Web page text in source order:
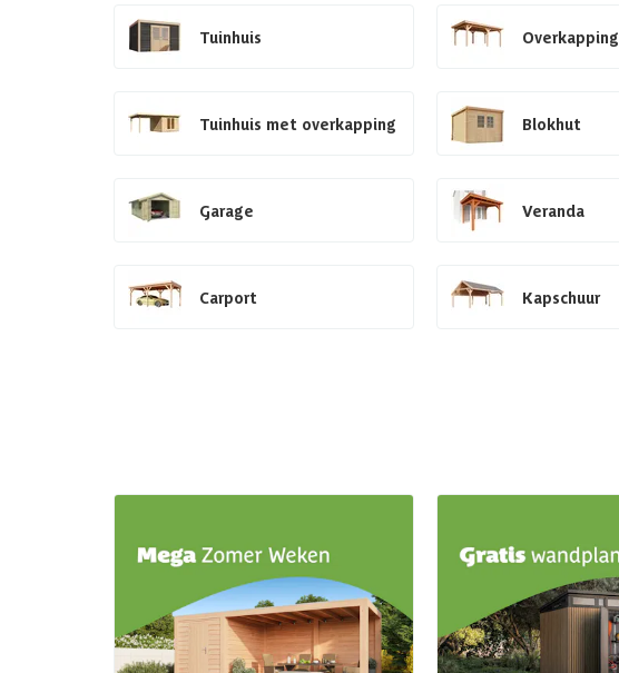
Tuinhuis Overkapping
Tuinhuis met overkapping Blokhut
Garage Veranda
Carport Kapschuur